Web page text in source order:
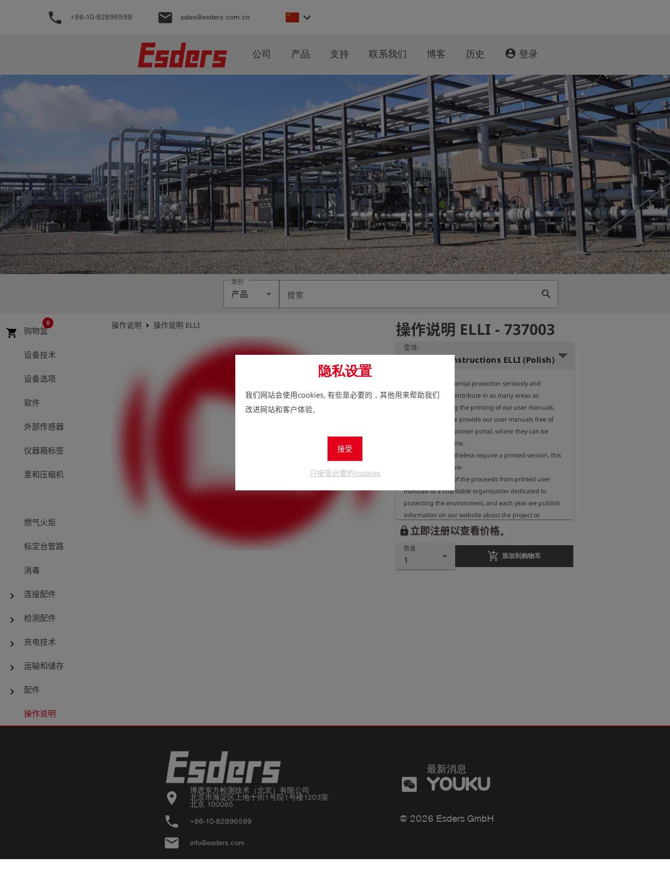
们
博
客
历
史
简
体
中
隐私设置
我们网站会使用cookies, 有些是必要的，其他用来帮助我们
改进网站和客户体验。
接受
只接受必要的cookies
phone +86-10-82896599 email sales@esders.com.cn keyboard_arrow_down
公司 产品 支持 联系我们 博客 历史 account_circle 登录
类别
产品 搜索 search
shopping_cart 购物篮
0
设备技术
设备选项
软件
外部传感器
仪器箱标签
泵和压缩机
燃气火炬
标定台管路
消毒
chevron_right 连接配件
chevron_right 检测配件
chevron_right 充电技术
chevron_right 运输和储存
chevron_right 配件
操作说明
操作说明 arrow_right 操作说明 ELLI 操作说明 ELLI - 737003
变体:
Operating instructions ELLI (Polish)
We take environmental protection seriously and
therefore aim to contribute in as many areas as
possible, including the printing of our user manuals.
For this reason, we provide our user manuals free of
charge via our customer portal, where they can be
accessed at any time.
Should you nevertheless require a printed version, this
is of course possible.
We donate 100% of the proceeds from printed user
manuals to a charitable organisation dedicated to
protecting the environment, and each year we publish
information on our website about the project or
organisation receiving these funds.
lock立即注册以查看价格。
数量
1 add_shopping_cart 添加到购物车
location_on
博恩东方检测技术（北京）有限公司
北京市海淀区上地十街1号院1号楼1203室
北京 100085
phone +86-10-82896599
email info@esders.com
最新消息
© 2026 Esders GmbH